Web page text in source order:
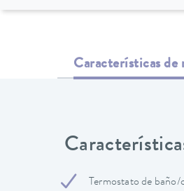
Características de
Termostato de